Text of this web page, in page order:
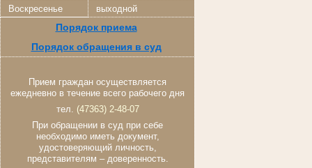
Воскресенье
выходной
Порядок приема
Порядок обращения в суд
Прием граждан осуществляется
ежедневно в течение всего рабочего дня
тел.
(47363) 2-48-07
При обращении в суд при себе
необходимо иметь документ,
удостоверяющий личность,
представителям – доверенность.